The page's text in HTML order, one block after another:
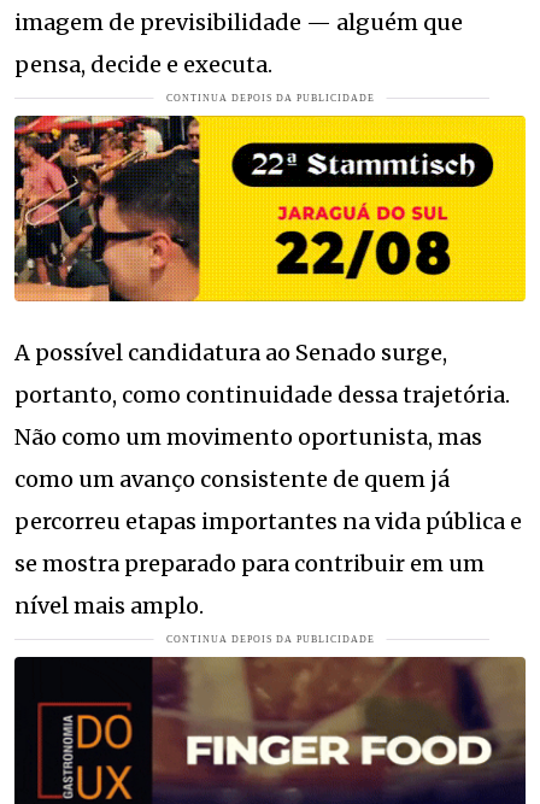
imagem de previsibilidade — alguém que
pensa, decide e executa.
A possível candidatura ao Senado surge,
portanto, como continuidade dessa trajetória.
Não como um movimento oportunista, mas
como um avanço consistente de quem já
percorreu etapas importantes na vida pública e
se mostra preparado para contribuir em um
nível mais amplo.